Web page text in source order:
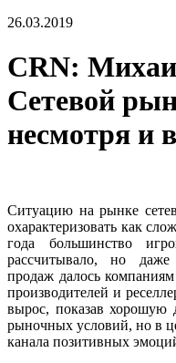
26.03.2019
CRN:
Сетевой
несмотря и
Ситуацию на рынке
охарактеризовать как
года большинство
рассчитывало, но
продаж далось
производителей и
вырос, показав хорошую
рыночных условий, но в
канала позитивных